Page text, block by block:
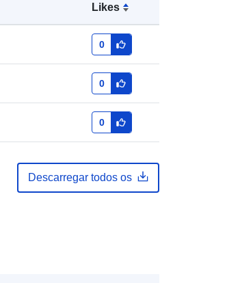
Likes
0
0
0
Descarregar todos os
Kovatsch, Isabell
à data.europa.eu: 31
em data.europa.eu: 01
2026